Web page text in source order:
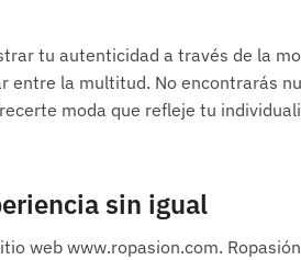
tu autenticidad a través de la
entre la multitud. No encontrarás
moda que refleje tu
sin igual
web www.ropasion.com.